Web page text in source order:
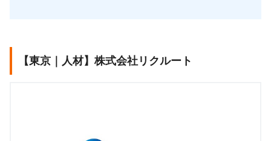
【東京｜人材】株式会社リクルート